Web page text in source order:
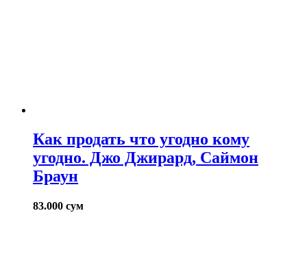
Как продать что угодно кому
угодно. Джо Джирард, Саймон
Браун
83.000 сум